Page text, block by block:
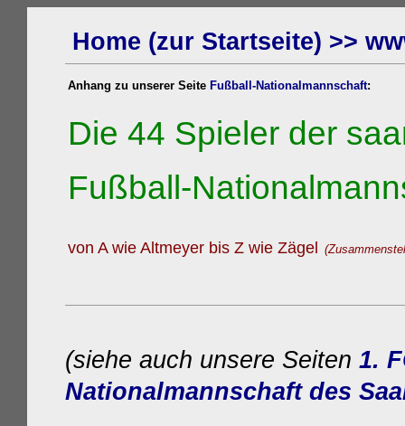
Home (zur Startseite) >>
Anhang zu unserer Seite Fußball-Nationalmannschaft:
Die 44 Spieler der
Fußball-
von A wie Altmeyer bis Z wie Zägel
(siehe auch unsere Seiten 1.
Nationalmannschaftdes